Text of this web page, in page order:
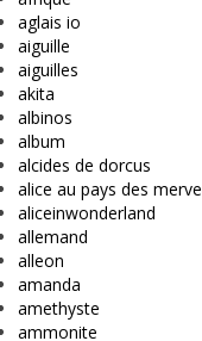
aglais io
aiguille
aiguilles
akita
albinos
album
alcides de dorcus
alice au pays des
aliceinwonderland
allemand
alleon
amanda
amethyste
ammonite